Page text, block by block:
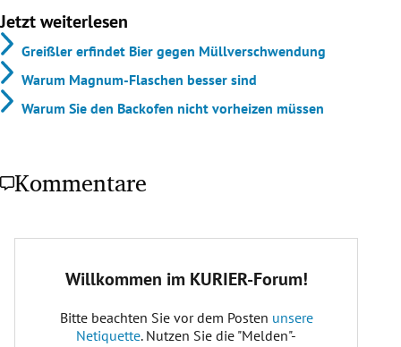
Jetzt weiterlesen
Greißler erfindet Bier gegen Müllverschwendung
Warum Magnum-Flaschen besser sind
Warum Sie den Backofen nicht vorheizen müssen
Kommentare